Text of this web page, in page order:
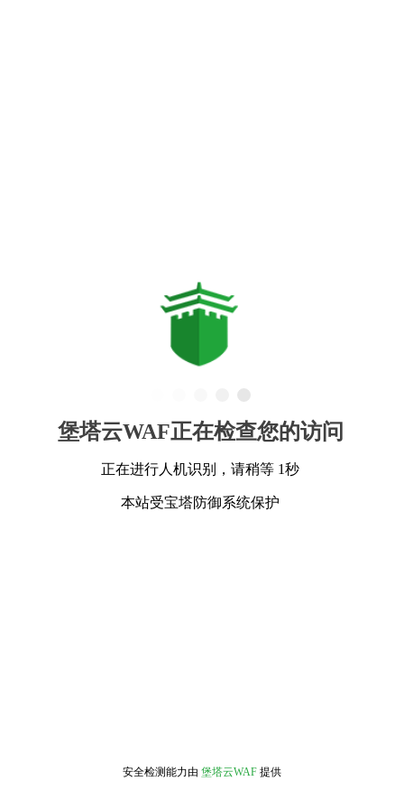
堡塔云WAF正在检查您的访问
正在进行人机识别，请稍等 1秒
本站受宝塔防御系统保护
安全检测能力由 堡塔云WAF 提供